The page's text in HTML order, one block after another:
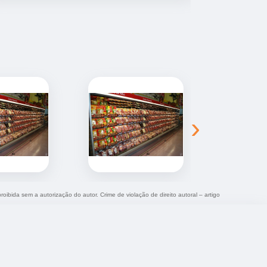
›
sem a autorização do autor. Crime de violação de direito autoral – artigo